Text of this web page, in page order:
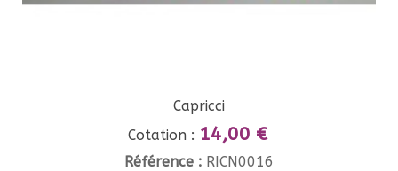
Capricci
Cotation : 14,00 €
Référence : RICN0016